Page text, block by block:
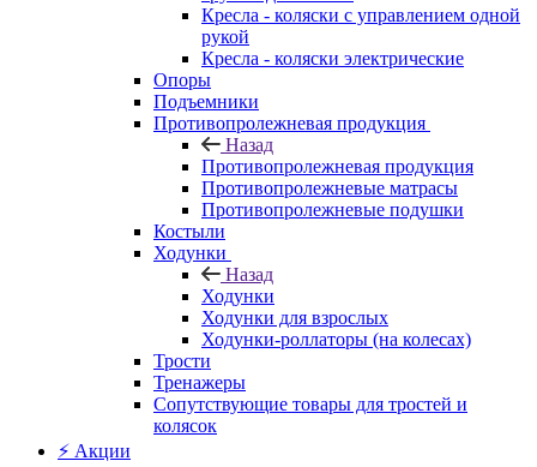
Кресла - коляски с управлением одной
рукой
Кресла - коляски электрические
Опоры
Подъемники
Противопролежневая продукция
Назад
Противопролежневая продукция
Противопролежневые матрасы
Противопролежневые подушки
Костыли
Ходунки
Назад
Ходунки
Ходунки для взрослых
Ходунки-роллаторы (на колесах)
Трости
Тренажеры
Сопутствующие товары для тростей и
колясок
⚡ Акции